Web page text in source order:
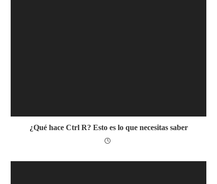
¿Qué hace Ctrl R? Esto es lo que necesitas saber